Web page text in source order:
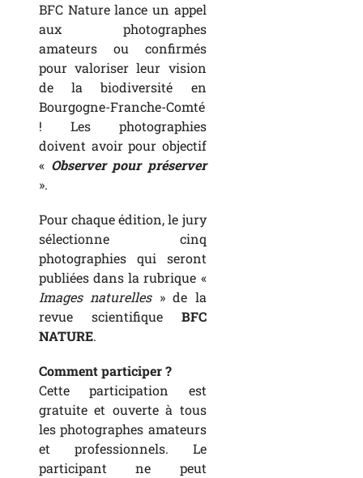
BFC Nature lance un appel
aux photographes
amateurs ou confirmés
pour valoriser leur vision
de la biodiversité en
Bourgogne-Franche-Comté
! Les photographies
doivent avoir pour objectif
« Observer pour préserver
».
Pour chaque édition, le jury
sélectionne cinq
photographies qui seront
publiées dans la rubrique «
Images naturelles» de la
revue scientifique BFC
NATURE.
Comment participer ?
Cette participation est
gratuite et ouverte à tous
les photographes amateurs
et professionnels. Le
participant ne peut